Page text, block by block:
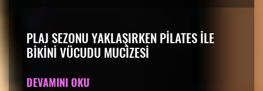
PLAJ SEZONU YAKLAŞIRKEN PILATES ILE
BIKINI VÜCUDU MUCIZESI
DEVAMINI OKU